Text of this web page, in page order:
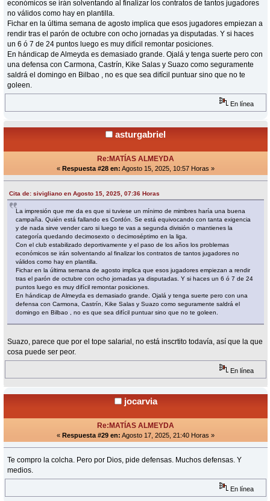
económicos se irán solventando al finalizar los contratos de tantos jugadores
no válidos como hay en plantilla.
Fichar en la última semana de agosto implica que esos jugadores empiezan a
rendir tras el parón de octubre con ocho jornadas ya disputadas. Y si haces
un 6 ó 7 de 24 puntos luego es muy difícil remontar posiciones.
En hándicap de Almeyda es demasiado grande. Ojalá y tenga suerte pero con
una defensa con Carmona, Castrín, Kike Salas y Suazo como seguramente
saldrá el domingo en Bilbao , no es que sea difícil puntuar sino que no te
goleen.
En línea
asturgabriel
Re:MATÍAS ALMEYDA
« Respuesta #28 en: Agosto 15, 2025, 10:57 Horas »
Cita de: sivigliano en Agosto 15, 2025, 07:36 Horas
La impresión que me da es que si tuviese un mínimo de mimbres haría una buena
campaña. Quién está fallando es Cordón. Se está equivocando con tanta exigencia
y de nada sirve vender caro si luego te vas a segunda división o mantienes la
categoría quedando decimosexto o decimoséptimo en la liga.
Con el club estabilizado deportivamente y el paso de los años los problemas
económicos se irán solventando al finalizar los contratos de tantos jugadores no
válidos como hay en plantilla.
Fichar en la última semana de agosto implica que esos jugadores empiezan a rendir
tras el parón de octubre con ocho jornadas ya disputadas. Y si haces un 6 ó 7 de 24
puntos luego es muy difícil remontar posiciones.
En hándicap de Almeyda es demasiado grande. Ojalá y tenga suerte pero con una
defensa con Carmona, Castrín, Kike Salas y Suazo como seguramente saldrá el
domingo en Bilbao , no es que sea difícil puntuar sino que no te goleen.
Suazo, parece que por el tope salarial, no está inscrtito todavía, así que la que
cosa puede ser peor.
En línea
jocarvia
Re:MATÍAS ALMEYDA
« Respuesta #29 en: Agosto 17, 2025, 21:40 Horas »
Te compro la colcha. Pero por Dios, pide defensas. Muchos defensas. Y
medios.
En línea